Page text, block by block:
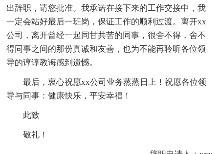
出辞职，请您批准。我承诺在接下来的工作交接中，我
一定会站好最后一班岗，保证工作的顺利过渡。离开xx
公司，离开曾经一起同甘共苦的同事，很舍不得，舍不
得同事之间的那份真诚和友善，也为不能再聆听各位领
导的谆谆教诲感到遗憾。
最后，衷心祝愿xx公司业务蒸蒸日上！祝愿各位领
导与同事：健康快乐，平安幸福！
此致
敬礼！